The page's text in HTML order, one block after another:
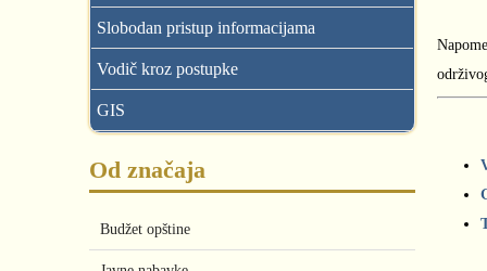
Slobodan pristup informacijama
Vodič kroz postupke
GIS
Od značaja
Budžet opštine